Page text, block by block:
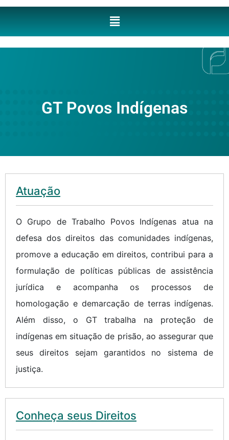
GT Povos Indígenas
Atuação
O Grupo de Trabalho Povos Indígenas atua na
defesa dos direitos das comunidades indígenas,
promove a educação em direitos, contribui para a
formulação de políticas públicas de assistência
jurídica e acompanha os processos de
homologação e demarcação de terras indígenas.
Além disso, o GT trabalha na proteção de
indígenas em situação de prisão, ao assegurar que
seus direitos sejam garantidos no sistema de
justiça.
Conheça seus Direitos